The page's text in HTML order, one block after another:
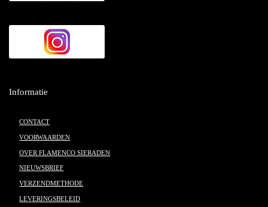
Informatie
CONTACT
VOORWAARDEN
OVER FLAMENCO SIERADEN
NIEUWSBRIEF
VERZENDMETHODE
LEVERINGSBELEID